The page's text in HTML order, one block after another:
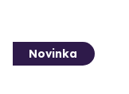
Novinka